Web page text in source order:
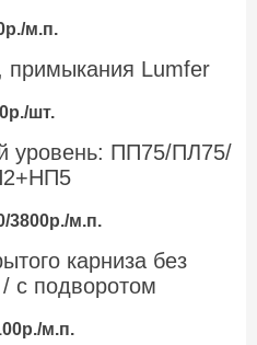
м.п.
примыкания Lumfer
шт.
уровень: ПП75/ПЛ75/
3800р./м.п.
карниза без
с подворотом
м.п.